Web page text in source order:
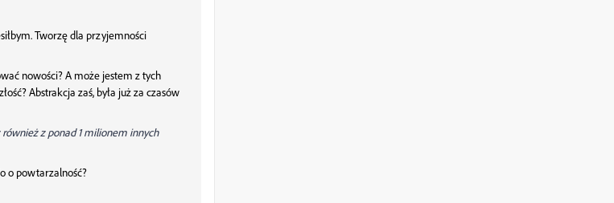
Tworzę dla przyjemności
nowości? A może jestem z tych
Abstrakcja zaś, była już za czasów
z ponad 1 milionem innych
o powtarzalność?